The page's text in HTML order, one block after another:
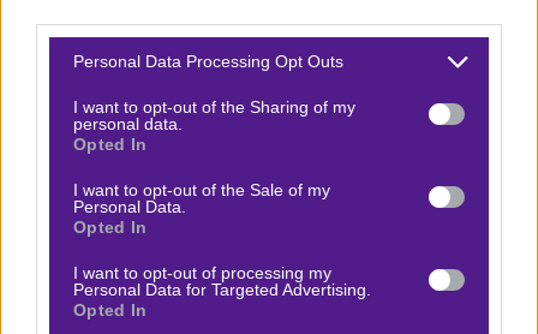
Please note that this website/app uses one or more Google
not limited to your visit or usage behaviour. You may click to
grant or deny consent to Google and its third-party tags to
use your data for below specified purposes in below Google
consent section.
Personal Data Processing Opt Outs
I want to opt-out of the Sharing of my
personal data.
Opted In
I want to opt-out of the Sale of my
Personal Data.
Opted In
I want to opt-out of processing my
Personal Data for Targeted Advertising.
Opted In
διαθέτει με Τζιωνή και Λοϊζου.
Αξίζει το combo
Αμιγώςστοιχηματικά
τεράστιες ποιοτικές και τεχνικές διαφορές. Η Κύπρος
θα επιδιώξει να καθαρίσει από νωρίς. Μια νίκη,
επενδύσουμε στοcombo bet 2/2 & over 1,5 σε πολύ
καλή απόδοση για τα δεδομένα